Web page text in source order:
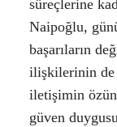
süreçlerine
Naipoğlu,
başarıların
ilişkilerinin de
iletişimin
güven